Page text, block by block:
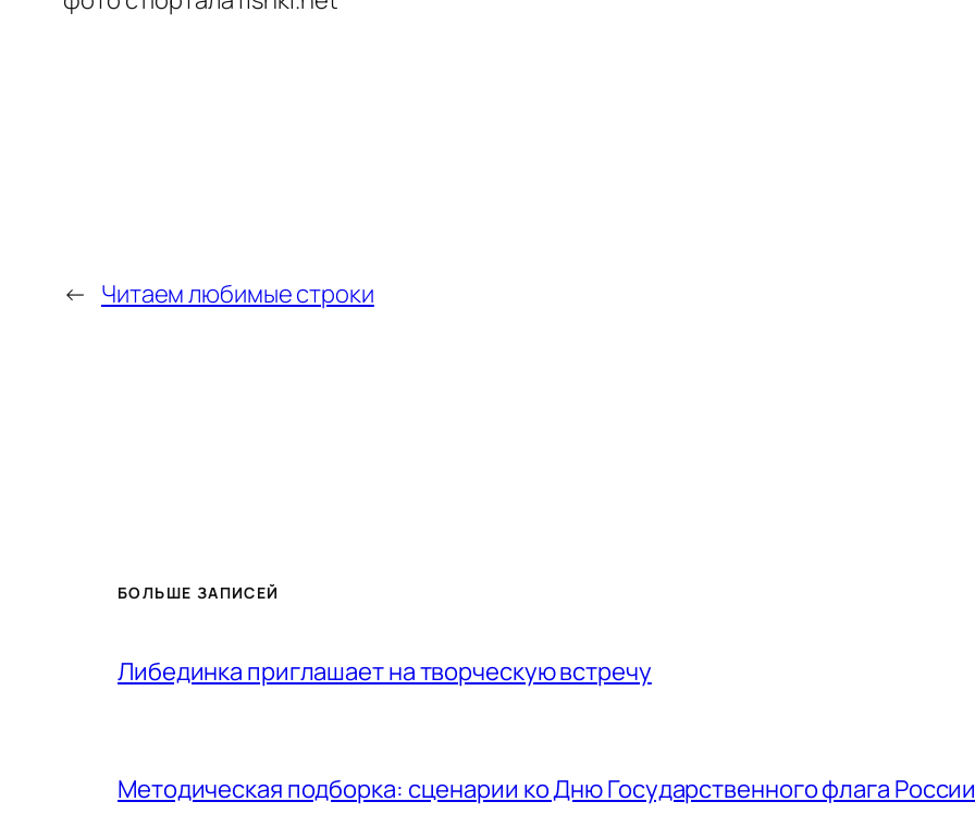
← Читаем любимые строки
БОЛЬШЕ ЗАПИСЕЙ
Либединка приглашает на творческую встречу
Методическая подборка: сценарии ко Дню Государственного флага России